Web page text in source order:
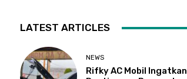
LATEST ARTICLES
NEWS
Rifky AC Mobil Ingatkan